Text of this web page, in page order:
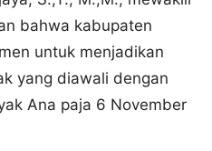
bahwa kabupaten
untuk menjadikan
yang diawali dengan
Ana paja 6 November